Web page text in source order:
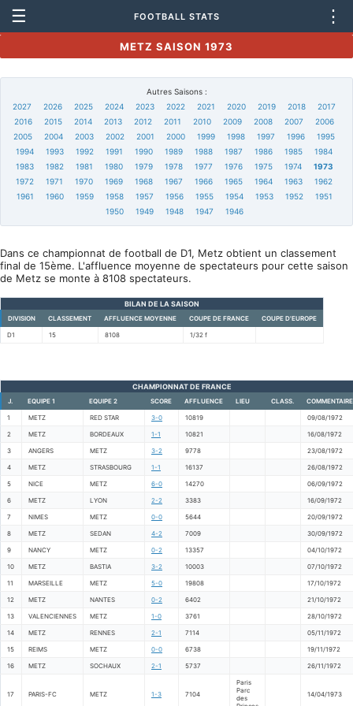
☰ FOOTBALL STATS ⋮
METZ SAISON 1973
Autres Saisons :
2027
2026 2025 2024 2023 2022 2021 2020 2019 2018
2017
2016
2015 2014 2013 2012 2011 2010 2009 2008 2007
2006
2005
2004 2003 2002 2001 2000 1999 1998 1997 1996
1995
1994
1993 1992 1991 1990 1989 1988 1987 1986 1985
1984
1983
1982 1981 1980 1979 1978 1977 1976 1975 1974
1973
1972
1971 1970 1969 1968 1967 1966 1965 1964 1963
1962
1961
1960 1959 1958 1957 1956 1955 1954 1953 1952
1951
1950
1949 1948 1947 1946
Dans ce championnat de football de D1, Metz obtient un classement
final de 15ème. L'affluence moyenne de spectateurs pour cette saison
de Metz se monte à 8108 spectateurs.
BILAN DE LA SAISON
DIVISION CLASSEMENT AFFLUENCE MOYENNE COUPE DE FRANCE COUPE D'EUROPE
D1 15 8108 1/32 f
CHAMPIONNAT DE FRANCE
J. EQUIPE 1 EQUIPE 2 SCORE AFFLUENCE LIEU CLASS.
1 METZ RED STAR 3-0 10819 09/08/1972
2 METZ BORDEAUX 1-1 10821 16/08/1972
3 ANGERS METZ 3-2 9778 23/08/1972
4 METZ STRASBOURG 1-1 16137 26/08/1972
5 NICE METZ 6-0 14270 06/09/1972
6 METZ LYON 2-2 3383 16/09/1972
7 NIMES METZ 0-0 5644 20/09/1972
8 METZ SEDAN 4-2 7009 30/09/1972
9 NANCY METZ 0-2 13357 04/10/1972
10 METZ BASTIA 3-2 10003 07/10/1972
11 MARSEILLE METZ 5-0 19808 17/10/1972
12 METZ NANTES 0-2 6402 21/10/1972
13 VALENCIENNES METZ 1-0 3761 28/10/1972
14 METZ RENNES 2-1 7114 05/11/1972
15 REIMS METZ 0-0 6738 19/11/1972
16 METZ SOCHAUX 2-1 5737 26/11/1972
17 PARIS-FC METZ 1-3 7104
Paris
Parc
des
14/04/1973